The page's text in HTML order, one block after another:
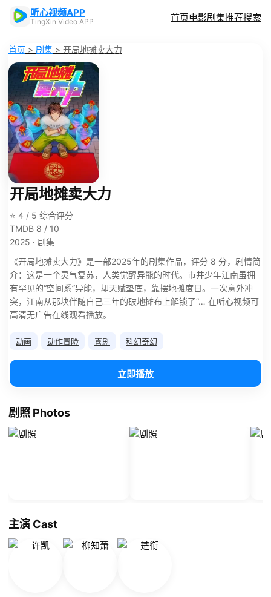
听心视频APP
TingXin Video APP 首页电影剧集推荐搜索
首页 > 剧集 > 开局地摊卖大力
开局地摊卖大力
⭐ 4 / 5 综合评分
TMDB 8 / 10
2025 · 剧集
《开局地摊卖大力》是一部2025年的剧集作品，评分 8 分，剧情简
介：这是一个灵气复苏，人类觉醒异能的时代。市井少年江南虽拥
有罕见的“空间系”异能，却天赋垫底，靠摆地摊度日。一次意外冲
突，江南从那块伴随自己三年的破地摊布上解锁了“… 在听心视频可
高清无广告在线观看播放。
动画 动作冒险 喜剧 科幻奇幻
立即播放
剧照 Photos
主演 Cast